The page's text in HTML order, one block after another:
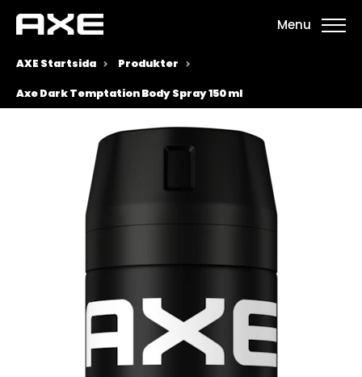
Menu
AXE Startsida Produkter
Axe Dark Temptation Body Spray 150 ml